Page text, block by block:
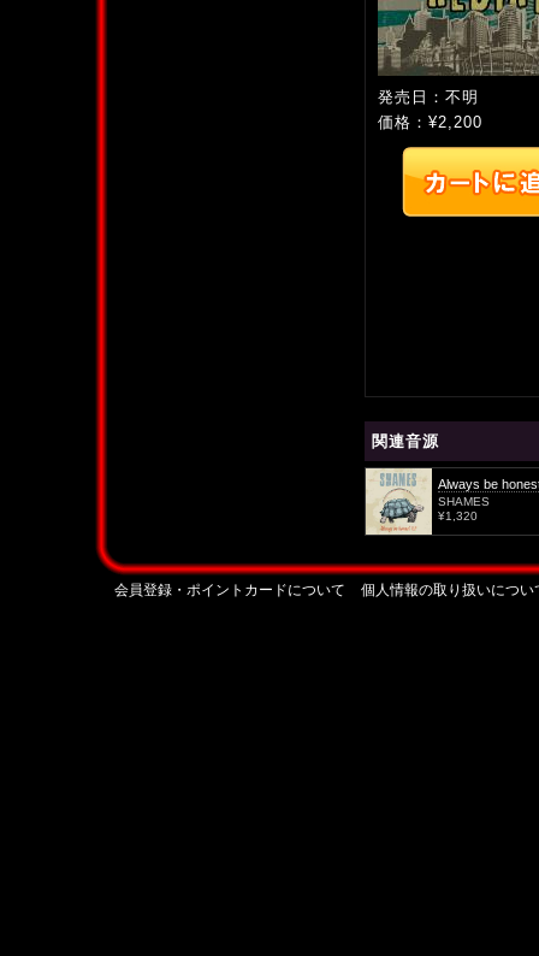
発売日：不明
価格：¥2,200
関連音源
Always be
SHAMES
¥1,320
会員登録・ポイントカードについて 個人情報の取り扱いについ